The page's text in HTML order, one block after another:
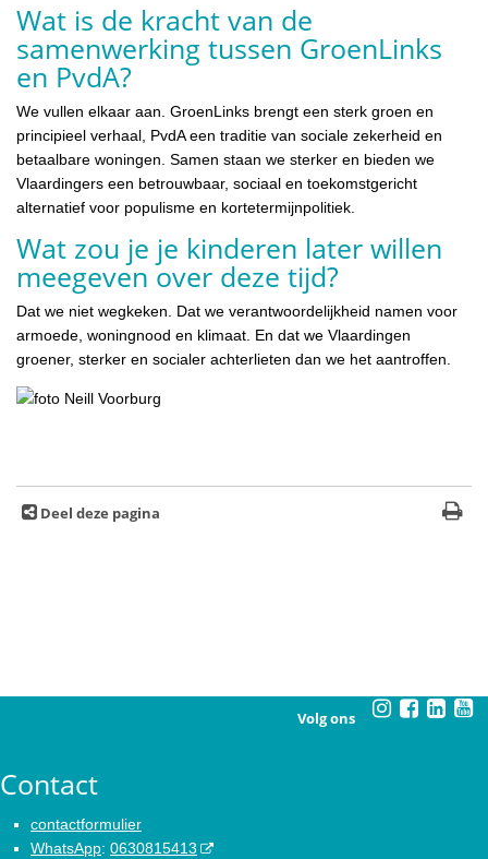
Wat is de kracht van de
samenwerking tussen GroenLinks
en PvdA?
We vullen elkaar aan. GroenLinks brengt een sterk groen en
principieel verhaal, PvdA een traditie van sociale zekerheid en
betaalbare woningen. Samen staan we sterker en bieden we
Vlaardingers een betrouwbaar, sociaal en toekomstgericht
alternatief voor populisme en kortetermijnpolitiek.
Wat zou je je kinderen later willen
meegeven over deze tijd?
Dat we niet wegkeken. Dat we verantwoordelijkheid namen voor
armoede, woningnood en klimaat. En dat we Vlaardingen
groener, sterker en socialer achterlieten dan we het aantroffen.
Deel deze pagina
Volg ons
Contact
contactformulier
WhatsApp: 0630815413